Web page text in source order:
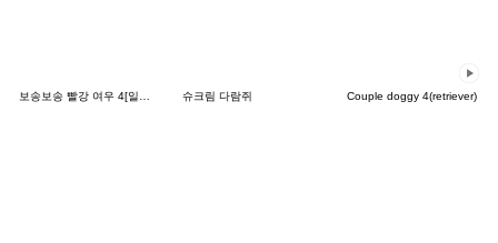
보송보송 빨강 여우 4[일본어] 슈크림 다람쥐 Couple doggy 4(retriever)